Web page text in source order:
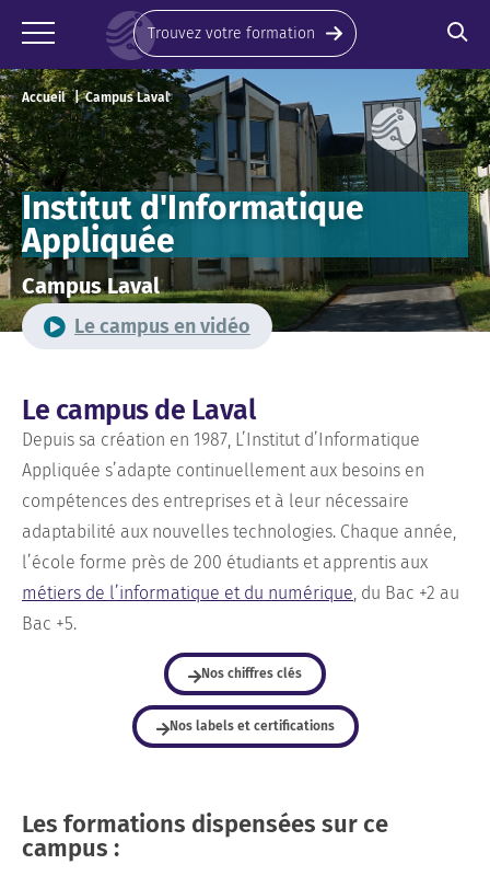
Trouvez votre formation
Accueil Campus Laval
Institut d'Informatique
Appliquée
Campus Laval
Le campus en vidéo
Le campus de Laval
Depuis sa création en 1987, L’Institut d’Informatique
Appliquée s’adapte continuellement aux besoins en
compétences des entreprises et à leur nécessaire
adaptabilité aux nouvelles technologies. Chaque année,
l’école forme près de 200 étudiants et apprentis aux
métiers de l’informatique et du numérique, du Bac +2 au
Bac +5.
Nos chiffres clés
Nos labels et certifications
Les formations dispensées sur ce
campus :
Panneau de gestion des cookies